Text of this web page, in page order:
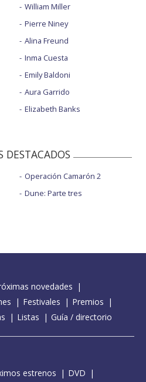
William Miller
Pierre Niney
Alina Freund
Inma Cuesta
Emily Baldoni
Aura Garrido
Elizabeth Banks
DESTACADOS
Operación Camarón 2
Dune: Parte tres
novedades
Festivales
Premios
Listas Guía / directorio
estrenos
DVD